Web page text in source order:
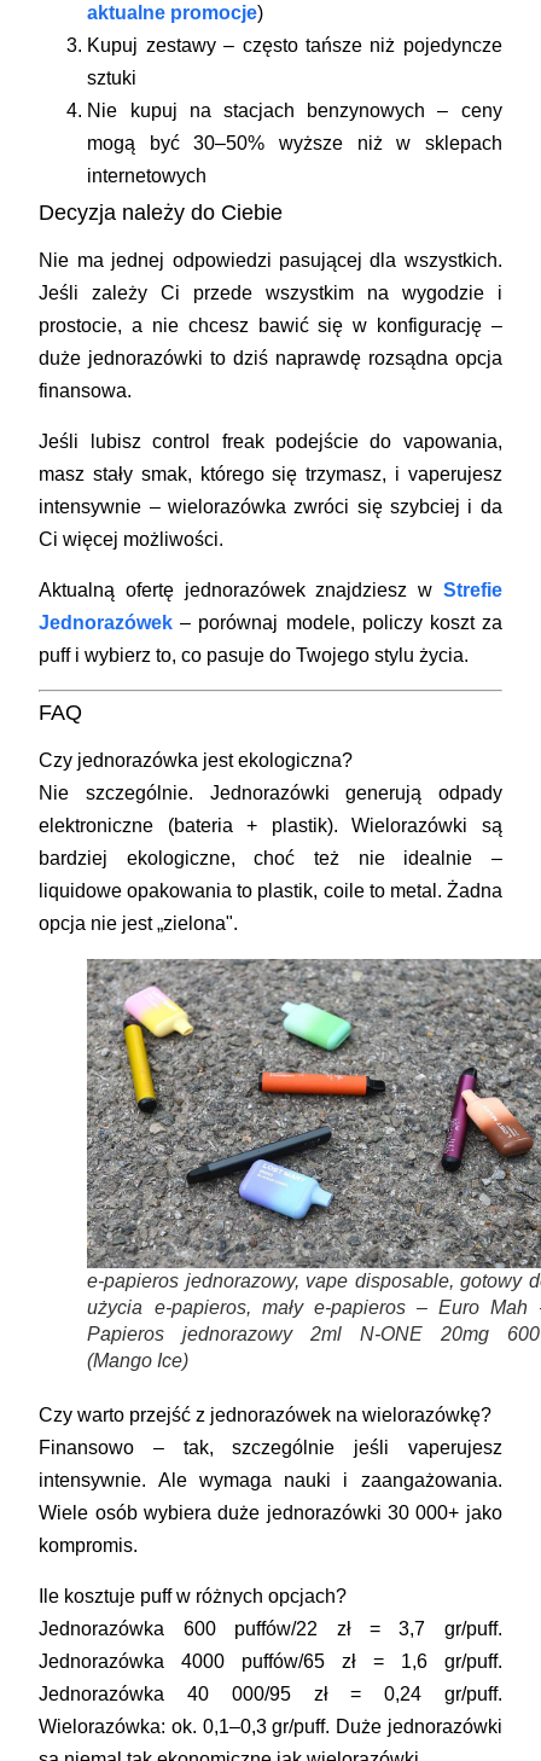
aktualne promocje)
Kupuj zestawy– często tańsze niż pojedyncze
sztuki
Nie kupuj na stacjach benzynowych – ceny
mogą być 30–50% wyższe niż w sklepach
internetowych
Decyzja należy do Ciebie
Nie ma jednej odpowiedzi pasującej dla wszystkich.
Jeśli zależy Ci przede wszystkim na wygodzie i
prostocie, a nie chcesz bawić się w konfigurację –
duże jednorazówki to dziś naprawdę rozsądna opcja
finansowa.
Jeśli lubisz control freak podejście do vapowania,
masz stały smak, którego się trzymasz, i vaperujesz
intensywnie – wielorazówka zwróci się szybciej i da
Ci więcej możliwości.
Aktualną ofertę jednorazówek znajdziesz w Strefie
Jednorazówek – porównaj modele, policzy koszt za
puff i wybierz to, co pasuje do Twojego stylu życia.
FAQ
Czy jednorazówka jest ekologiczna?
Nie szczególnie. Jednorazówki generują odpady
elektroniczne (bateria + plastik). Wielorazówki są
bardziej ekologiczne, choć też nie idealnie –
liquidowe opakowania to plastik, coile to metal. Żadna
opcja nie jest „zielona".
e-papieros jednorazowy, vape disposable, gotowy
użycia e-papieros, mały e-papieros – Euro Mah
Papieros jednorazowy 2ml N-ONE 20mg
(Mango Ice)
Czy warto przejść z jednorazówek na wielorazówkę?
Finansowo – tak, szczególnie jeśli vaperujesz
intensywnie. Ale wymaga nauki i zaangażowania.
Wiele osób wybiera duże jednorazówki 30 000+ jako
kompromis.
Ile kosztuje puff w różnych opcjach?
Jednorazówka 600 puffów/22 zł = 3,7 gr/puff.
Jednorazówka 4000 puffów/65 zł = 1,6 gr/puff.
Jednorazówka 40 000/95 zł = 0,24 gr/puff.
Wielorazówka: ok. 0,1–0,3 gr/puff. Duże jednorazówki